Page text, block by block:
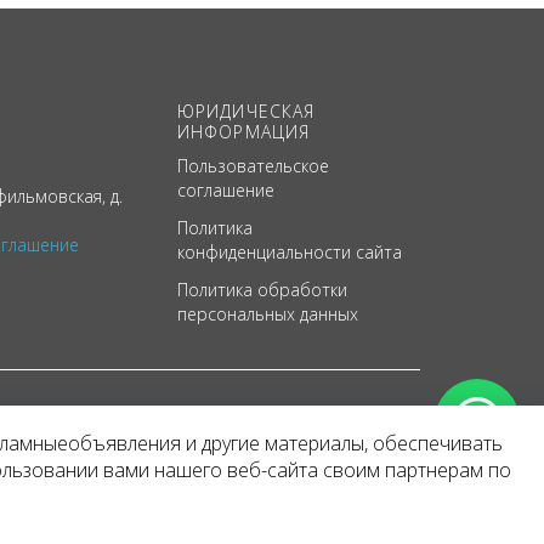
д.
ЮРИДИЧЕСКАЯ
ИНФОРМАЦИЯ
Пользовательское
соглашение
Политика
конфиденциальности сайта
Политика обработки
персональных данных
и другие материалы, обеспечивать
вами нашего веб-сайта своим партнерам по